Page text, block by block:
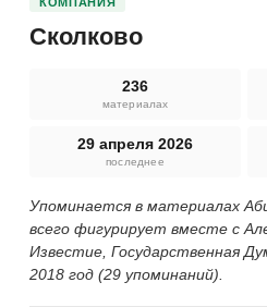
Сколково
236
материалах
29 апреля 2026
последнее
Упоминается в материалах
всего фигурирует вместе с
Известие, Государственная
2018 год (29 упоминаний).